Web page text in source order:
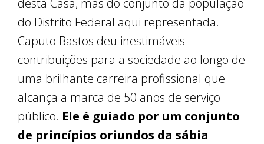
desta Casa, mas do conjunto da população
do Distrito Federal aqui representada.
Caputo Bastos deu inestimáveis
contribuições para a sociedade ao longo de
uma brilhante carreira profissional que
alcança a marca de 50 anos de serviço
público. Ele é guiado por um conjunto
de princípios oriundos da sábia